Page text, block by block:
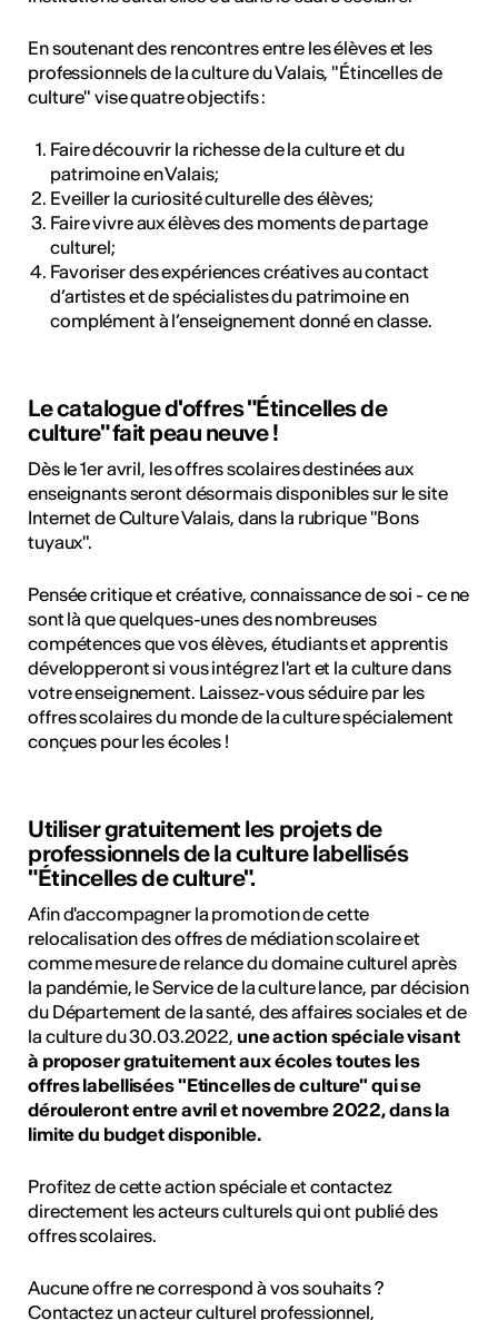
En soutenant des rencontres entre les élèves et les
professionnels de la culture du Valais, "Étincelles de
culture" vise quatre objectifs :
Faire découvrir la richesse de la culture et du
patrimoine en Valais;
Eveiller la curiosité culturelle des élèves;
Faire vivre aux élèves des moments de partage
culturel;
Favoriser des expériences créatives au contact
d’artistes et de spécialistes du patrimoine en
complément à l’enseignement donné en classe.
Le catalogue d'offres "Étincelles de
culture" fait peau neuve !
Dès le 1er avril, les offres scolaires destinées aux
enseignants seront désormais disponibles sur le site
Internet de Culture Valais, dans la rubrique "Bons
tuyaux".
Pensée critique et créative, connaissance de soi - ce ne
sont là que quelques-unes des nombreuses
compétences que vos élèves, étudiants et apprentis
développeront si vous intégrez l'art et la culture dans
votre enseignement. Laissez-vous séduire par les
offres scolaires du monde de la culture spécialement
conçues pour les écoles !
Utiliser gratuitement les projets de
professionnels de la culture labellisés
"Étincelles de culture".
Afin d'accompagner la promotion de cette
relocalisation des offres de médiation scolaire et
comme mesure de relance du domaine culturel après
la pandémie, le Service de la culture lance, par décision
du Département de la santé, des affaires sociales et de
la culture du 30.03.2022, une action spéciale visant
à proposer gratuitement aux écoles toutes les
offres labellisées "Etincelles de culture" qui se
dérouleront entre avril et novembre 2022, dans la
limite du budget disponible.
Profitez de cette action spéciale et contactez
directement les acteurs culturels qui ont publié des
offres scolaires.
Aucune offre ne correspond à vos souhaits ?
Contactez un acteur culturel professionnel,